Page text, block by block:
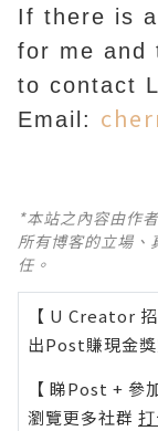
If there is
for me and
to contact
Email:
*本站之內容由作
所有博客的立場、
任。
【 U Creator 招
出Post賺現金
【 睇Post + 參
瀏覽更多社群